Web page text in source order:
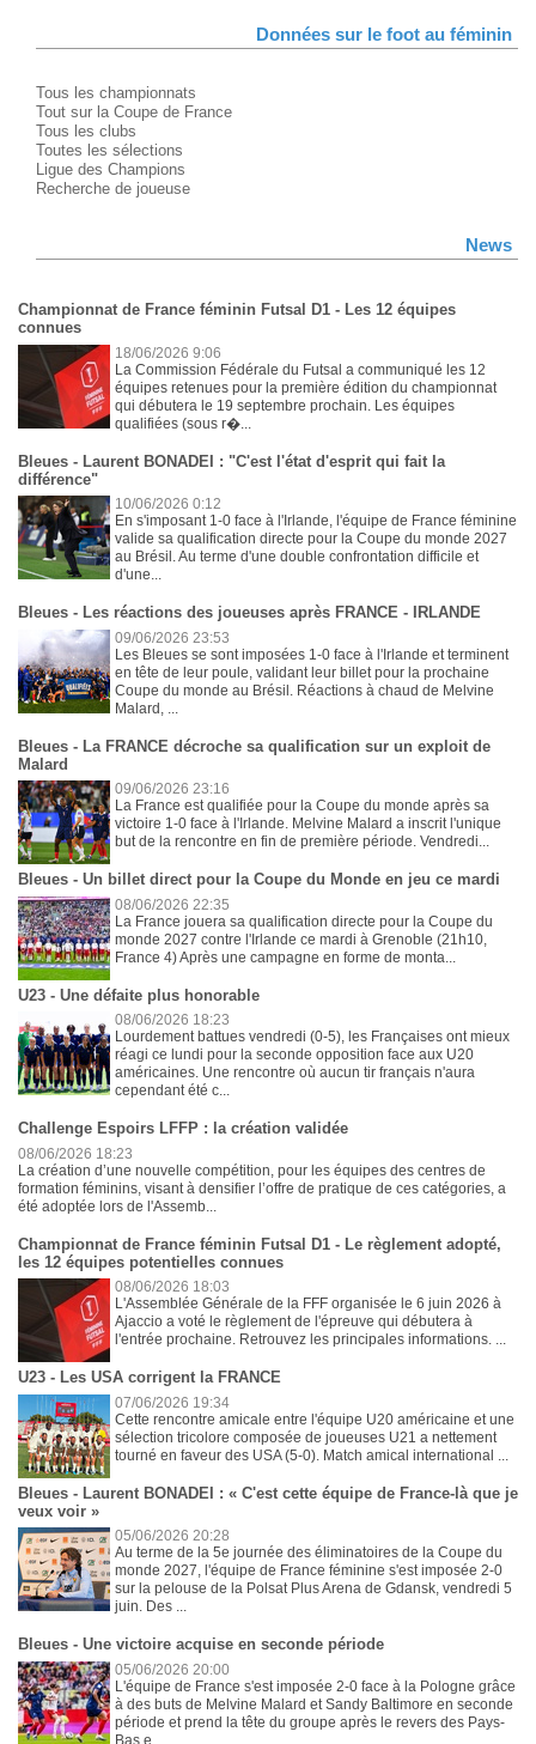
Données sur le foot au féminin
Tous les championnats
Tout sur la Coupe de France
Tous les clubs
Toutes les sélections
Ligue des Champions
Recherche de joueuse
News
Championnat de France féminin Futsal D1 - Les 12 équipes
connues
18/06/2026 9:06
La Commission Fédérale du Futsal a communiqué les 12
équipes retenues pour la première édition du championnat
qui débutera le 19 septembre prochain. Les équipes
qualifiées (sous r�...
Bleues - Laurent BONADEI : "C'est l'état d'esprit qui fait la
différence"
10/06/2026 0:12
En s'imposant 1-0 face à l'Irlande, l'équipe de France féminine
valide sa qualification directe pour la Coupe du monde 2027
au Brésil. Au terme d'une double confrontation difficile et
d'une...
Bleues - Les réactions des joueuses après FRANCE - IRLANDE
09/06/2026 23:53
Les Bleues se sont imposées 1-0 face à l'Irlande et terminent
en tête de leur poule, validant leur billet pour la prochaine
Coupe du monde au Brésil. Réactions à chaud de Melvine
Malard, ...
Bleues - La FRANCE décroche sa qualification sur un exploit de
Malard
09/06/2026 23:16
La France est qualifiée pour la Coupe du monde après sa
victoire 1-0 face à l'Irlande. Melvine Malard a inscrit l'unique
but de la rencontre en fin de première période. Vendredi...
Bleues - Un billet direct pour la Coupe du Monde en jeu ce mardi
08/06/2026 22:35
La France jouera sa qualification directe pour la Coupe du
monde 2027 contre l'Irlande ce mardi à Grenoble (21h10,
France 4) Après une campagne en forme de monta...
U23 - Une défaite plus honorable
08/06/2026 18:23
Lourdement battues vendredi (0-5), les Françaises ont mieux
réagi ce lundi pour la seconde opposition face aux U20
américaines. Une rencontre où aucun tir français n'aura
cependant été c...
Challenge Espoirs LFFP : la création validée
08/06/2026 18:23
La création d’une nouvelle compétition, pour les équipes des centres de
formation féminins, visant à densifier l’offre de pratique de ces catégories, a
été adoptée lors de l'Assemb...
Championnat de France féminin Futsal D1 - Le règlement adopté,
les 12 équipes potentielles connues
08/06/2026 18:03
L'Assemblée Générale de la FFF organisée le 6 juin 2026 à
Ajaccio a voté le règlement de l'épreuve qui débutera à
l'entrée prochaine. Retrouvez les principales informations. ...
U23 - Les USA corrigent la FRANCE
07/06/2026 19:34
Cette rencontre amicale entre l'équipe U20 américaine et une
sélection tricolore composée de joueuses U21 a nettement
tourné en faveur des USA (5-0). Match amical international ...
Bleues - Laurent BONADEI : « C'est cette équipe de France-là que je
veux voir »
05/06/2026 20:28
Au terme de la 5e journée des éliminatoires de la Coupe du
monde 2027, l'équipe de France féminine s'est imposée 2-0
sur la pelouse de la Polsat Plus Arena de Gdansk, vendredi 5
juin. Des ...
Bleues - Une victoire acquise en seconde période
05/06/2026 20:00
L'équipe de France s'est imposée 2-0 face à la Pologne grâce
à des buts de Melvine Malard et Sandy Baltimore en seconde
période et prend la tête du groupe après le revers des Pays-
Bas e...